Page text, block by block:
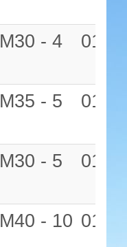
M30 - 4
M35 - 5
M30 - 5
M40 - 10